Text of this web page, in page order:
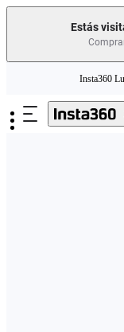
Estás
Insta360
Insta360